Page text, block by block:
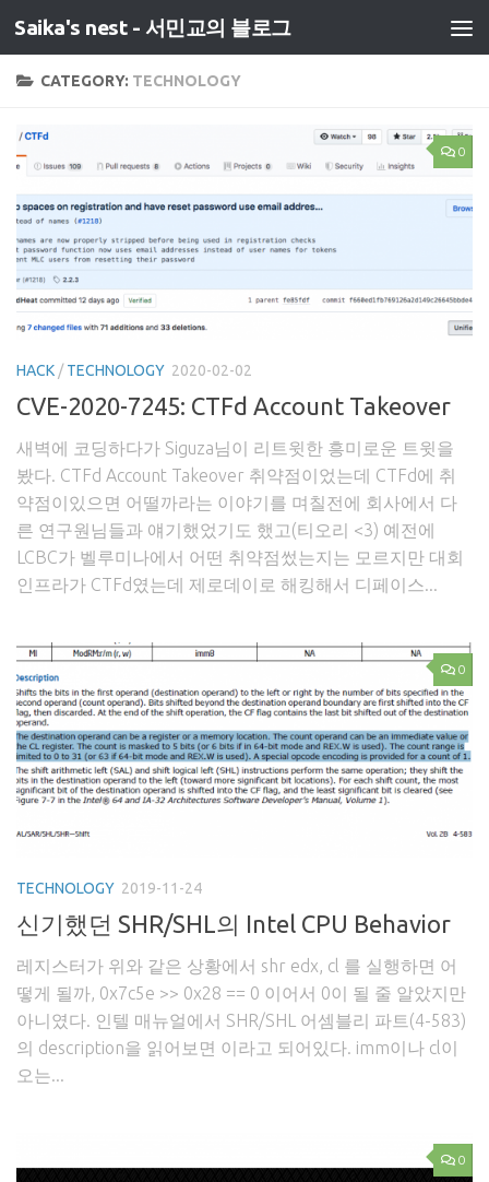
Saika's nest - 서민교의 블로그
CATEGORY: TECHNOLOGY
0
HACK /TECHNOLOGY 2020-02-02
CVE-2020-7245: CTFd Account Takeover
새벽에 코딩하다가 Siguza님이 리트윗한 흥미로운 트윗을
봤다. CTFd Account Takeover 취약점이었는데 CTFd에 취
약점이있으면 어떨까라는 이야기를 며칠전에 회사에서 다
른 연구원님들과 얘기했었기도 했고(티오리 <3) 예전에
LCBC가 벨루미나에서 어떤 취약점썼는지는 모르지만 대회
인프라가 CTFd였는데 제로데이로 해킹해서 디페이스...
0
TECHNOLOGY 2019-11-24
신기했던 SHR/SHL의 Intel CPU Behavior
레지스터가 위와 같은 상황에서 shr edx, cl 를 실행하면 어
떻게 될까, 0x7c5e >> 0x28 == 0 이어서 0이 될 줄 알았지만
아니였다. 인텔 매뉴얼에서 SHR/SHL 어셈블리 파트(4-583)
의 description을 읽어보면 이라고 되어있다. imm이나 cl이
오는...
0